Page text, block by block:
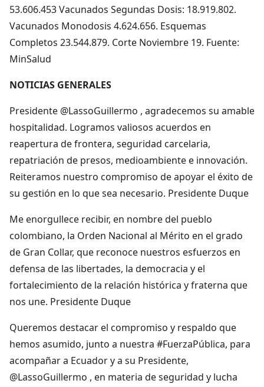
53.606.453 Vacunados Segundas Dosis: 18.919.802.
Vacunados Monodosis 4.624.656. Esquemas
Completos 23.544.879. Corte Noviembre 19. Fuente:
MinSalud
NOTICIAS GENERALES
Presidente @LassoGuillermo , agradecemos su amable
hospitalidad. Logramos valiosos acuerdos en
reapertura de frontera, seguridad carcelaria,
repatriación de presos, medioambiente e innovación.
Reiteramos nuestro compromiso de apoyar el éxito de
su gestión en lo que sea necesario. Presidente Duque
Me enorgullece recibir, en nombre del pueblo
colombiano, la Orden Nacional al Mérito en el grado
de Gran Collar, que reconoce nuestros esfuerzos en
defensa de las libertades, la democracia y el
fortalecimiento de la relación histórica y fraterna que
nos une. Presidente Duque
Queremos destacar el compromiso y respaldo que
hemos asumido, junto a nuestra #FuerzaPública, para
acompañar a Ecuador y a su Presidente,
@LassoGuillermo , en materia de seguridad y lucha